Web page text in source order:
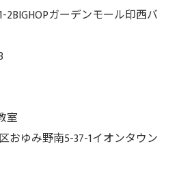
2BIGHOPガーデンモール印西バ
室
おゆみ野南5-37-1イオンタウン